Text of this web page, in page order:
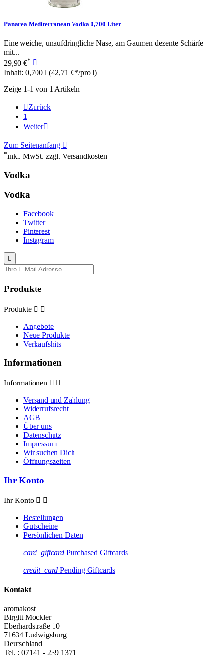
Panarea Mediterranean Vodka 0,700 Liter
Eine weiche, unaufdringliche Nase, am Gaumen dezente Schärfe
mit...
29,90 €* 
Inhalt: 0,700 l (42,71 €*/pro l)
Zeige 1-1 von 1 Artikeln
Zurück
1
Weiter
Zum Seitenanfang 
*inkl. MwSt. zzgl. Versandkosten
Vodka
Vodka
Facebook
Twitter
Pinterest
Instagram

Produkte
Produkte  
Angebote
Neue Produkte
Verkaufshits
Informationen
Informationen  
Versand und Zahlung
Widerrufsrecht
AGB
Über uns
Datenschutz
Impressum
Wir suchen Dich
Öffnungszeiten
Ihr Konto
Ihr Konto  
Bestellungen
Gutscheine
Persönlichen Daten
card_giftcard Purchased Giftcards
credit_card Pending Giftcards
Kontakt
aromakost
Birgitt Mockler
Eberhardstraße 10
71634 Ludwigsburg
Deutschland
Tel. : 07141 - 239 1371